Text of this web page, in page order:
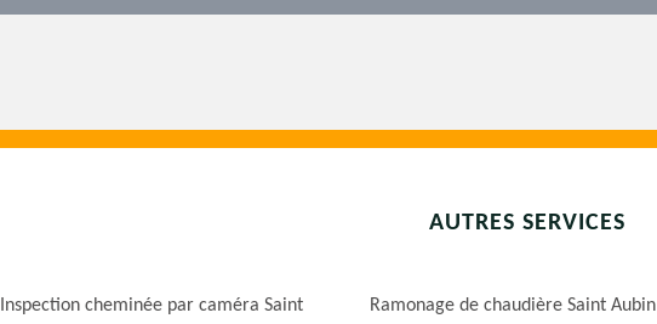
AUTRES SERVICES
Inspection cheminée par caméra Saint
Ramonage de chaudière Saint Aubin